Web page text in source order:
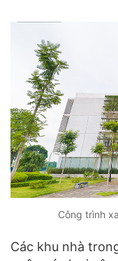
Công trình
Các khu nhà